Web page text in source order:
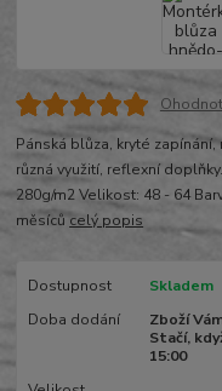
Pánská blůza, kryté
různá využití, reflexní
280g/m2 Velikost: 48 - 64
měsíců celý popis
Dostupnost
Skladem
Doba dodání
Zboží
Stačí,
15:00